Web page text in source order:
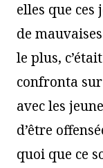
elles que
de
le plus,
confronta
avec les
d’être
quoi que ce